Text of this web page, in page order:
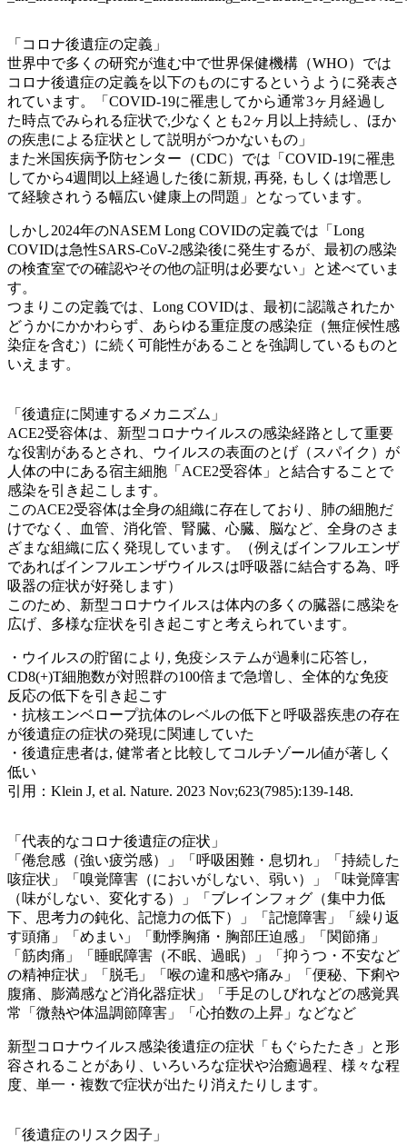
「コロナ後遺症の定義」
世界中で多くの研究が進む中で世界保健機構（WHO）では
コロナ後遺症の定義を以下のものにするというように発表さ
れています。「COVID-19に罹患してから通常3ヶ月経過し
た時点でみられる症状で,少なくとも2ヶ月以上持続し、ほか
の疾患による症状として説明がつかないもの」
また米国疾病予防センター（CDC）では「COVID-19に罹患
してから4週間以上経過した後に新規, 再発, もしくは増悪し
て経験されうる幅広い健康上の問題」となっています。
しかし2024年のNASEM Long COVIDの定義では「Long
COVIDは急性SARS-CoV-2感染後に発生するが、最初の感染
の検査室での確認やその他の証明は必要ない」と述べていま
す。
つまりこの定義では、Long COVIDは、最初に認識されたか
どうかにかかわらず、あらゆる重症度の感染症（無症候性感
染症を含む）に続く可能性があることを強調しているものと
いえます。
「後遺症に関連するメカニズム」
ACE2受容体は、新型コロナウイルスの感染経路として重要
な役割があるとされ、ウイルスの表面のとげ（スパイク）が
人体の中にある宿主細胞「ACE2受容体」と結合することで
感染を引き起こします。
このACE2受容体は全身の組織に存在しており、肺の細胞だ
けでなく、血管、消化管、腎臓、心臓、脳など、全身のさま
ざまな組織に広く発現しています。（例えばインフルエンザ
であればインフルエンザウイルスは呼吸器に結合する為、呼
吸器の症状が好発します）
このため、新型コロナウイルスは体内の多くの臓器に感染を
広げ、多様な症状を引き起こすと考えられています。
・ウイルスの貯留により, 免疫システムが過剰に応答し,
CD8(+)T細胞数が対照群の100倍まで急増し、全体的な免疫
反応の低下を引き起こす
・抗核エンベロープ抗体のレベルの低下と呼吸器疾患の存在
が後遺症の症状の発現に関連していた
・後遺症患者は, 健常者と比較してコルチゾール値が著しく
低い
引用：Klein J, et al. Nature. 2023 Nov;623(7985):139-148.
「代表的なコロナ後遺症の症状」
「倦怠感（強い疲労感）」「呼吸困難・息切れ」「持続した
咳症状」「嗅覚障害（においがしない、弱い）」「味覚障害
（味がしない、変化する）」「ブレインフォグ（集中力低
下、思考力の鈍化、記憶力の低下）」「記憶障害」「繰り返
す頭痛」「めまい」「動悸胸痛・胸部圧迫感」「関節痛」
「筋肉痛」「睡眠障害（不眠、過眠）」「抑うつ・不安など
の精神症状」「脱毛」「喉の違和感や痛み」「便秘、下痢や
腹痛、膨満感など消化器症状」「手足のしびれなどの感覚異
常「微熱や体温調節障害」「心拍数の上昇」などなど
新型コロナウイルス感染後遺症の症状「もぐらたたき」と形
容されることがあり、いろいろな症状や治癒過程、様々な程
度、単一・複数で症状が出たり消えたりします。
「後遺症のリスク因子」